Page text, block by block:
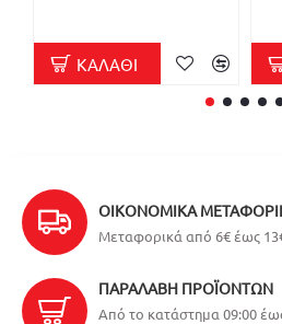
ΚΑΛΆΘΙ
ΟΙΚΟΝΟΜΙΚΆ
Μεταφορικά από 6€ έως
ΠΑΡΑΛΑΒΉ ΠΡΟΪΌΝΤΩΝ
Από το κατάστημα 09:00